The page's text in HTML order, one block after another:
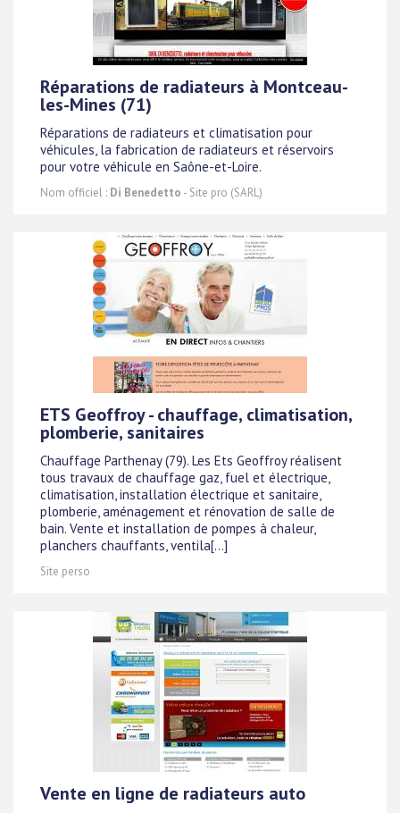
Réparations de radiateurs à Montceau-
les-Mines (71)
Réparations de radiateurs et climatisation pour
véhicules, la fabrication de radiateurs et réservoirs
pour votre véhicule en Saône-et-Loire.
Nom officiel : Di Benedetto - Site pro (SARL)
ETS Geoffroy - chauffage, climatisation,
plomberie, sanitaires
Chauffage Parthenay (79). Les Ets Geoffroy réalisent
tous travaux de chauffage gaz, fuel et électrique,
climatisation, installation électrique et sanitaire,
plomberie, aménagement et rénovation de salle de
bain. Vente et installation de pompes à chaleur,
planchers chauffants, ventila[...]
Site perso
Vente en ligne de radiateurs auto